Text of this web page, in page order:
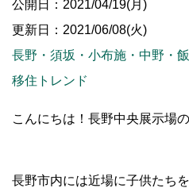
公開日：2021/04/19(月)
更新日：2021/06/08(火)
長野・須坂・小布施・中野・
移住トレンド
こんにちは！長野中央展示場の
長野市内には近場に子供たち